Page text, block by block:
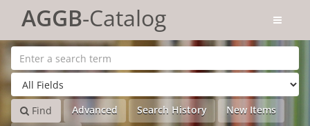
1,000
AGGB-Catalog
Find Advanced Search History
New Items